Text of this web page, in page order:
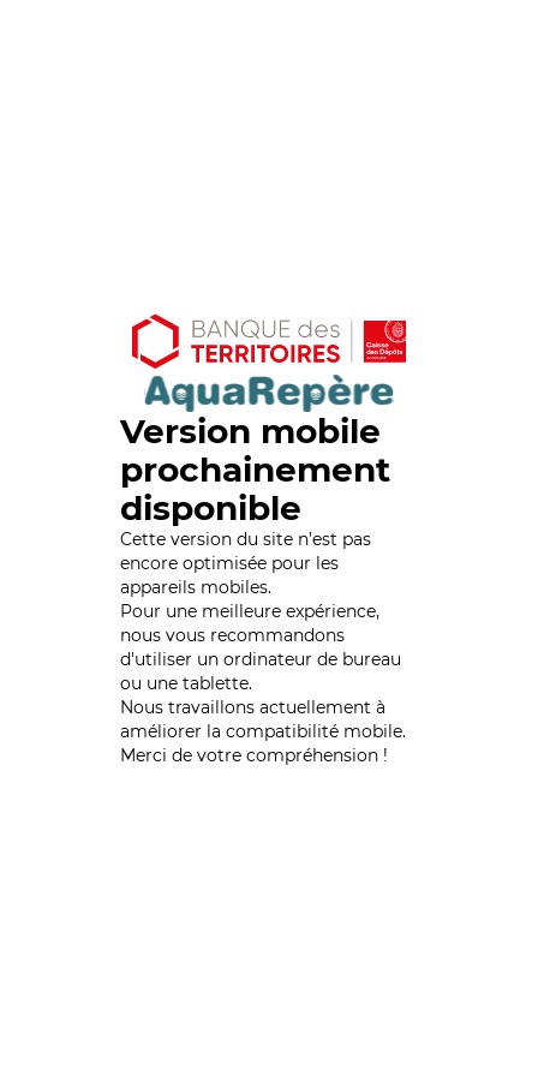
Version mobile
prochainement
disponible
Cette version du site n’est pas
encore optimisée pour les
appareils mobiles.
Pour une meilleure expérience,
nous vous recommandons
d'utiliser un ordinateur de bureau
ou une tablette.
Nous travaillons actuellement à
améliorer la compatibilité mobile.
Merci de votre compréhension !